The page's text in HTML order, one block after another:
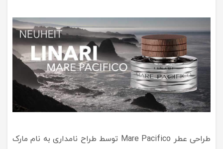
طراحی عطر Mare Pacifico توسط طراح نامداری به نام مارک